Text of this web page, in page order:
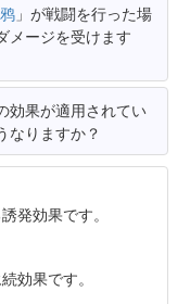
」が戦闘を行った場
メージを受けます
効果が適用されてい
なりますか？
発効果です。
効果です。